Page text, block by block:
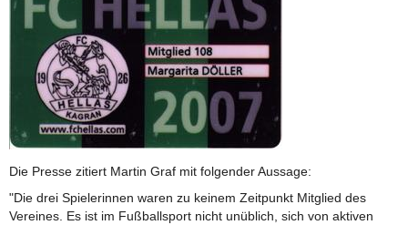
Die Presse zitiert Martin Graf mit folgender Aussage:
"Die drei Spielerinnen waren zu keinem Zeitpunkt Mitglied des
Vereines. Es ist im Fußballsport nicht unüblich, sich von aktiven